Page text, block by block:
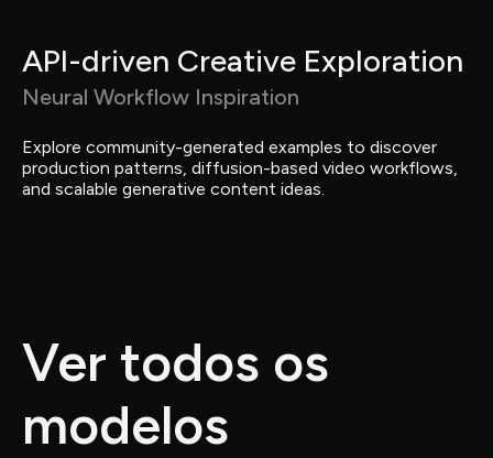
API-driven Creative Exploration
Neural Workflow Inspiration
Explore community-generated examples to discover
production patterns, diffusion-based video workflows,
and scalable generative content ideas.
Ver todos os
modelos